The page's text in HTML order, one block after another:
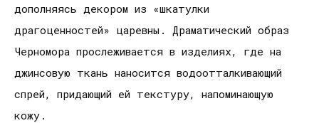
дополняясь декором из «шкатулки
драгоценностей» царевны. Драматический образ
Черномора прослеживается в изделиях, где на
джинсовую ткань наносится водоотталкивающий
спрей, придающий ей текстуру, напоминающую
кожу.